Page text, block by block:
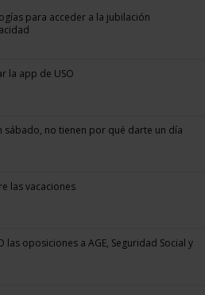
para acceder a la jubilación
la app de USO
sábado, no tienen por qué darte un día
las vacaciones
las oposiciones a AGE, Seguridad Social y